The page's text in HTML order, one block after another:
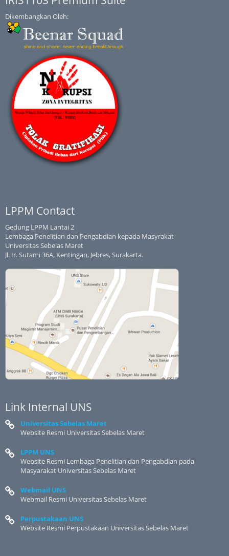
Dikembangkan Oleh:
LPPM Contact
Gedung LPPM Lantai 2
Lembaga Penelitian dan Pengabdian kepada Masyrakat
Universitas Sebelas Maret
Jl. Ir. Sutami 36A, Kentingan, Jebres, Surakarta.
Link Internal UNS
Universitas Sebelas Maret
Website Resmi Universitas Sebelas Maret
LPPM UNS
Website Resmi Lembaga Penelitian dan Pengabdian pada
Masyarakat Universitas Sebelas Maret
Webmail UNS
Webmail Resmi Universitas Sebelas Maret
Perpustakaan UNS
Website Resmi Perpustakaan Universitas Sebelas Maret